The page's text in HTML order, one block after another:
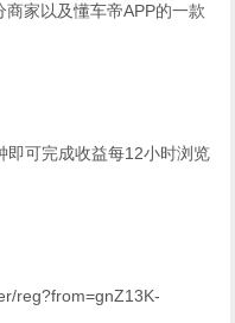
家以及懂车帝APP的一款
即可完成收益每12小时浏览
reg?from=gnZ13K-